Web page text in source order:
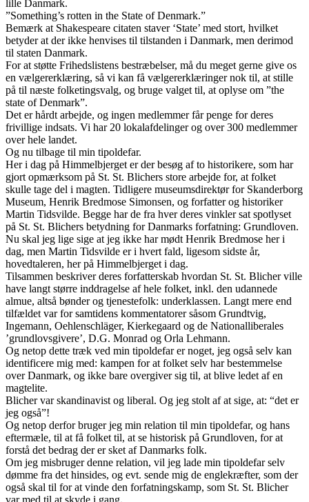
lille Danmark.
”Something’s rotten in the State of Denmark.”
Bemærk at Shakespeare citaten staver ‘State’ med stort, hvilket
betyder at der ikke henvises til tilstanden i Danmark, men derimod
til staten Danmark.
For at støtte Frihedslistens bestræbelser, må du meget gerne give os
en vælgererklæring, så vi kan få vælgererklæringer nok til, at stille
på til næste folketingsvalg, og bruge valget til, at oplyse om ”the
state of Denmark”.
Det er hårdt arbejde, og ingen medlemmer får penge for deres
frivillige indsats. Vi har 20 lokalafdelinger og over 300 medlemmer
over hele landet.
Og nu tilbage til min tipoldefar.
Her i dag på Himmelbjerget er der besøg af to historikere, som har
gjort opmærksom på St. St. Blichers store arbejde for, at folket
skulle tage del i magten. Tidligere museumsdirektør for Skanderborg
Museum, Henrik Bredmose Simonsen, og forfatter og historiker
Martin Tidsvilde. Begge har de fra hver deres vinkler sat spotlyset
på St. St. Blichers betydning for Danmarks forfatning: Grundloven.
Nu skal jeg lige sige at jeg ikke har mødt Henrik Bredmose her i
dag, men Martin Tidsvilde er i hvert fald, ligesom sidste år,
hovedtaleren, her på Himmelbjerget i dag.
Tilsammen beskriver deres forfatterskab hvordan St. St. Blicher ville
have langt større inddragelse af hele folket, inkl. den udannede
almue, altså bønder og tjenestefolk: underklassen. Langt mere end
tilfældet var for samtidens kommentatorer såsom Grundtvig,
Ingemann, Oehlenschläger, Kierkegaard og de Nationalliberales
’grundlovsgivere’, D.G. Monrad og Orla Lehmann.
Og netop dette træk ved min tipoldefar er noget, jeg også selv kan
identificere mig med: kampen for at folket selv har bestemmelse
over Danmark, og ikke bare overgiver sig til, at blive ledet af en
magtelite.
Blicher var skandinavist og liberal. Og jeg stolt af at sige, at: “det er
jeg også”!
Og netop derfor bruger jeg min relation til min tipoldefar, og hans
eftermæle, til at få folket til, at se historisk på Grundloven, for at
forstå det bedrag der er sket af Danmarks folk.
Om jeg misbruger denne relation, vil jeg lade min tipoldefar selv
dømme fra det hinsides, og evt. sende mig de englekræfter, som der
også skal til for at vinde den forfatningskamp, som St. St. Blicher
var med til at skyde i gang.